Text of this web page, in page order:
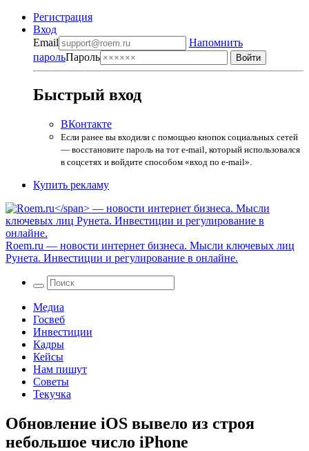
Регистрация
Вход
Email
Напомнить
парольПароль
Быстрый вход
ВКонтакте
Если ранее вы входили с помощью кнопок социальных сетей
— восстановите пароль на тот e-mail, который использовался
в соцсетях и войдите способом «вход по e-mail».
Купить рекламу
Roem.ru — новости интернет бизнеса. Мысли ключевых лиц
Рунета. Инвестиции и регулирование в онлайне.
Медиа
Госвеб
Инвестиции
Кадры
Кейсы
Нам пишут
Советы
Текучка
Обновление iOS вывело из строя
небольшое число iPhone